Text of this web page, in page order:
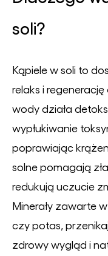
soli?
Kąpiele w soli to
relaks i
wody działa
wypłukiwanie
poprawiając
solne pomagają
redukują uczucie
Minerały zawarte
czy potas,
zdrowy wygląd i